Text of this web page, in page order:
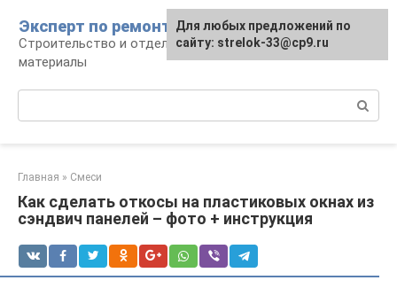
контенту
Эксперт по ремонту
Строительство и отделка: работы и
материалы
Главная » Смеси
Как сделать откосы на пластиковых окнах из
сэндвич панелей – фото + инструкция
Для любых предложений по
сайту: strelok-33@cp9.ru
Для любых предложений по
сайту: strelok-33@cp9.ru